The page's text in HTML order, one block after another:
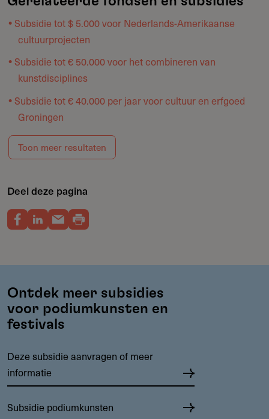
Subsidie tot $ 5.000 voor Nederlands-Amerikaanse
cultuurprojecten
Subsidie tot € 50.000 voor het combineren van
kunstdisciplines
Subsidie tot € 40.000 per jaar voor cultuur en erfgoed
Groningen
Toon meer resultaten
Deel deze pagina
Ontdek meer subsidies
voor podiumkunsten en
festivals
Deze subsidie aanvragen of meer
informatie
Subsidie podiumkunsten